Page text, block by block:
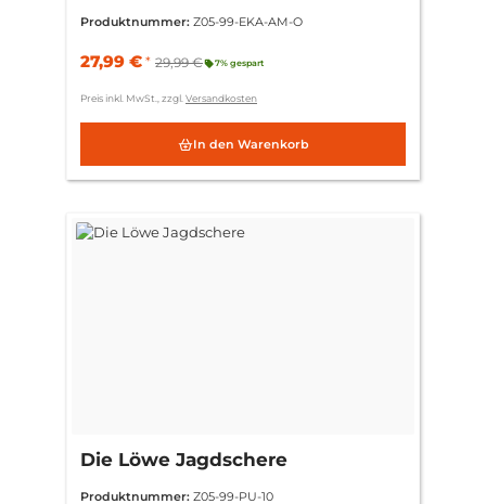
Produktnummer: Z05-99-EKA-AM-O
27,99 € * 29,99 € 7% gespart
Preis inkl. MwSt., zzgl.Versandkosten
In den Warenkorb
Die Löwe Jagdschere
Produktnummer: Z05-99-PU-10